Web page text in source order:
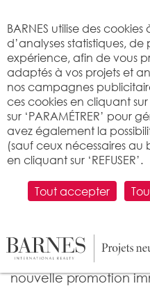
PÔLE PROJETS NEUFS:
Commercialisation-Pilotage
PILOTAGE
IMMOBILIERS
Vous avez en projet
nouvelle promotion
BARNES utilise des
d’analyses statistiques,
expérience, afin de vous
adaptés à vos projets et
nos campagnes
ces cookies en cliquant sur
sur ‘PARAMÉTRER’ pour
avez également la
(sauf ceux nécessaires
en cliquant sur ‘REFUSER’.
Tout accepter